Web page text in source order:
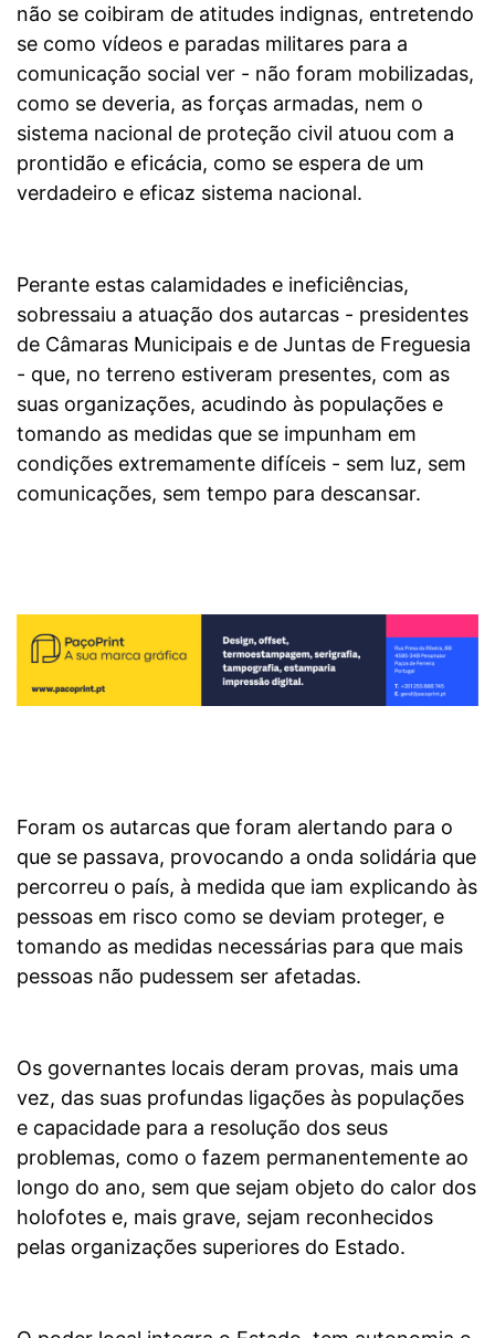
não se coibiram de atitudes indignas, entretendo
se como vídeos e paradas militares para a
comunicação social ver - não foram mobilizadas,
como se deveria, as forças armadas, nem o
sistema nacional de proteção civil atuou com a
prontidão e eficácia, como se espera de um
verdadeiro e eficaz sistema nacional.
Perante estas calamidades e ineficiências,
sobressaiu a atuação dos autarcas - presidentes
de Câmaras Municipais e de Juntas de Freguesia
- que, no terreno estiveram presentes, com as
suas organizações, acudindo às populações e
tomando as medidas que se impunham em
condições extremamente difíceis - sem luz, sem
comunicações, sem tempo para descansar.
Foram os autarcas que foram alertando para o
que se passava, provocando a onda solidária que
percorreu o país, à medida que iam explicando às
pessoas em risco como se deviam proteger, e
tomando as medidas necessárias para que mais
pessoas não pudessem ser afetadas.
Os governantes locais deram provas, mais uma
vez, das suas profundas ligações às populações
e capacidade para a resolução dos seus
problemas, como o fazem permanentemente ao
longo do ano, sem que sejam objeto do calor dos
holofotes e, mais grave, sejam reconhecidos
pelas organizações superiores do Estado.